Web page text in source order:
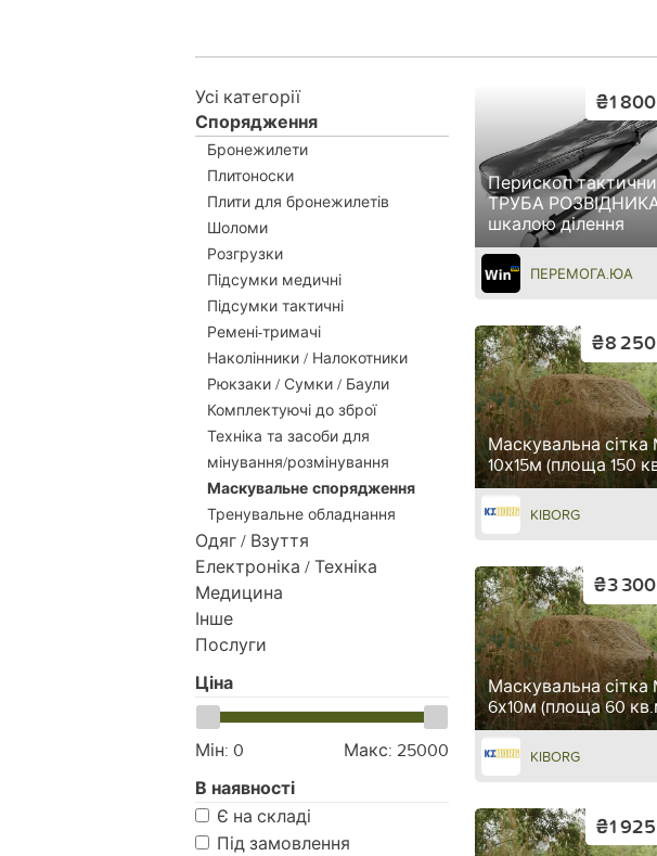
Усі категорії
Спорядження
Бронежилети
Плитоноски
Плити для бронежилетів
Шоломи
Розгрузки
Підсумки медичні
Підсумки тактичні
Ремені-тримачі
Наколінники / Налокотники
Рюкзаки / Сумки / Баули
Комплектуючі до зброї
Техніка та засоби для
мінування/розмінування
Маскувальне спорядження
Тренувальне обладнання
Одяг / Взуття
Електроніка / Техніка
Медицина
Інше
Послуги
Ціна
Мін: 0 Макс: 25000
В наявності
Є на складі
Під замовлення
Перископ
ТРУБА РОЗВІДНИКА
шкалою ділення
₴1 800
ПЕРЕМОГА.ЮА
Маскувальна сітка
10х15м (площа 150
₴8 250
KIBORG
Маскувальна сітка
6х10м (площа 60
₴3 300
KIBORG
₴1 925